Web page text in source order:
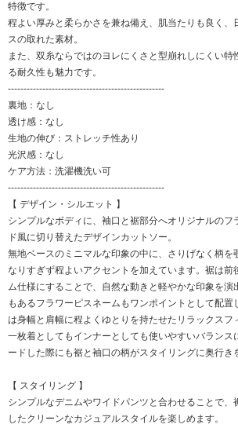
特徴です。
程よい厚みと柔らかさを兼ね備え、肌当たりも良く、
スの取れた素材。
また、双糸ならではのヨレにくさと型崩れしにくい特
る耐久性も魅力です。
--------------------------------------------------
裏地：なし
透け感：なし
生地の伸び：ストレッチ性あり
光沢感：なし
ケア方法：洗濯機洗い可
--------------------------------------------------
【 デザイン・シルエット 】
シンプルなボディに、袖口と裾部分へオリジナルのフ
ド風に切り替えたデザインカットソー。
無地ベースのミニマルな印象の中に、さりげなく柄を
なりすぎず程よいアクセントを加えています。裾は前
ム仕様にすることで、自然な動きと軽やかな印象を演
もあるフラワーピスネームもワンポイントとして配置
は身幅と肩幅に程よくゆとりを持たせたリラックスフ
一枚着としてもインナーとしても使いやすいバランス
ードした際にも裾と袖口の柄がスタイリングに奥行き
【 スタイリング 】
シンプルなデニムやワイドパンツと合わせることで、
したクリーンなカジュアルスタイルを楽しめます。